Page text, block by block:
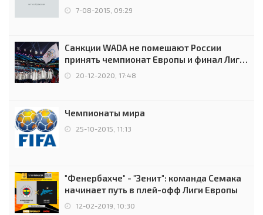
7-08-2015, 09:29
Санкции WADA не помешают России
принять чемпионат Европы и финал Лиги
чемпионов.
20-12-2020, 17:48
Чемпионаты мира
25-10-2015, 11:13
"Фенербахче" - "Зенит": команда Семака
начинает путь в плей-офф Лиги Европы
12-02-2019, 10:30